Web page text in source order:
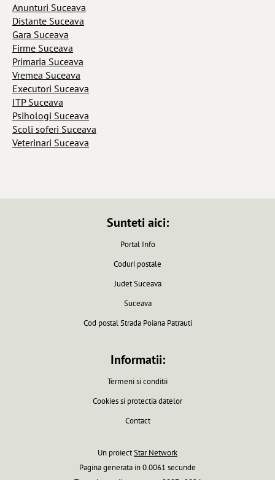
Anunturi Suceava
Distante Suceava
Gara Suceava
Firme Suceava
Primaria Suceava
Vremea Suceava
Executori Suceava
ITP Suceava
Psihologi Suceava
Scoli soferi Suceava
Veterinari Suceava
Sunteti aici:
Portal Info
Coduri postale
Judet Suceava
Suceava
Cod postal Strada Poiana Patrauti
Informatii:
Termeni si conditii
Cookies si protectia datelor
Contact
Un proiectStar Network
Pagina generata in 0.0061 secunde